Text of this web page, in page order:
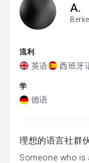
A.
流利
英语 西班牙
学
德语
理想的语言社群
Someone who is